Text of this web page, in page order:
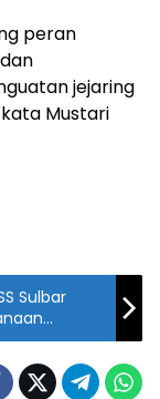
peran
jejaring
Mustari
Sulbar